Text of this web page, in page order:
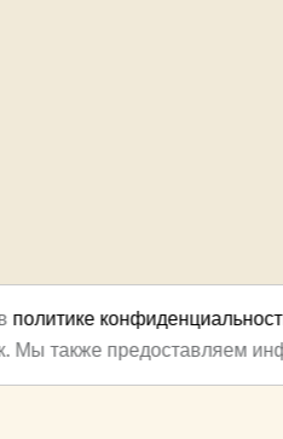
политике
Мы также предоставляем